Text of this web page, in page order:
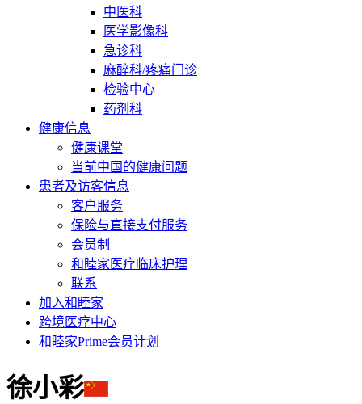
中医科
医学影像科
急诊科
麻醉科/疼痛门诊
检验中心
药剂科
健康信息
健康课堂
当前中国的健康问题
患者及访客信息
客户服务
保险与直接支付服务
会员制
和睦家医疗临床护理
联系
加入和睦家
跨境医疗中心
和睦家Prime会员计划
徐小彩